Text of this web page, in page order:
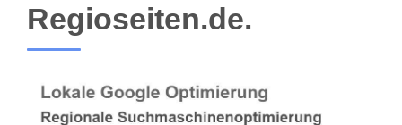
Regioseiten.de.